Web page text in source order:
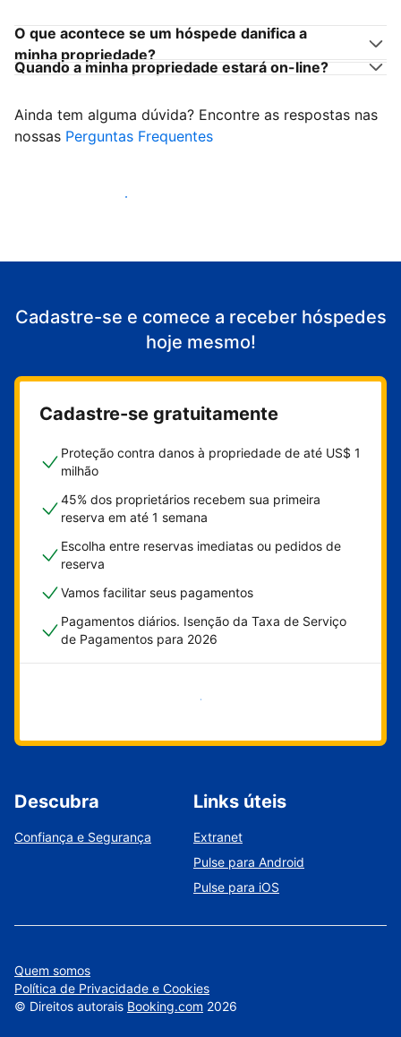
O que acontece se um hóspede danifica a
minha propriedade?
Quando a minha propriedade estará on-line?
Ainda tem alguma dúvida? Encontre as respostas nas
nossas Perguntas Frequentes
Comece a receber hóspedes
Cadastre-se e comece a receber hóspedes
hoje mesmo!
Cadastre-se gratuitamente
Proteção contra danos à propriedade de até US$ 1
milhão
45% dos proprietários recebem sua primeira
reserva em até 1 semana
Escolha entre reservas imediatas ou pedidos de
reserva
Vamos facilitar seus pagamentos
Pagamentos diários. Isenção da Taxa de Serviço
de Pagamentos para 2026
Comece agora
Descubra
Confiança e Segurança
Links úteis
Extranet
Pulse para Android
Pulse para iOS
Quem somos
Política de Privacidade e Cookies
© Direitos autorais Booking.com 2026